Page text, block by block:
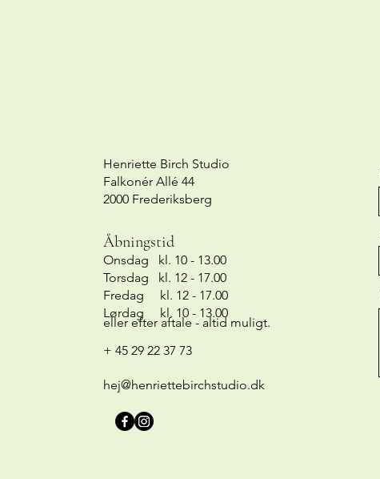
Henriette Birch Studio
Falkonér Allé 44
2000 Frederiksberg
Åbningstid
Onsdag kl. 10 - 13.00
Torsdag kl. 12 - 17.00
Fredag kl. 12 - 17.00
Lørdag kl. 10 - 13.00
eller efter aftale - altid muligt.
+ 45 29 22 37 73
hej@henriettebirchstudio.dk